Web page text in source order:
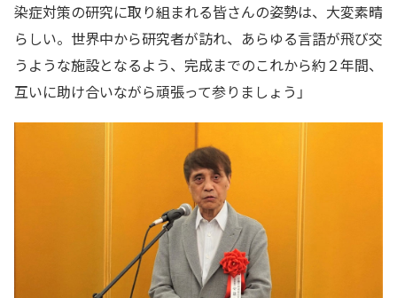
染症対策の研究に取り組まれる皆さんの姿勢は、大変素晴
らしい。世界中から研究者が訪れ、あらゆる言語が飛び交
うような施設となるよう、完成までのこれから約２年間、
互いに助け合いながら頑張って参りましょう」